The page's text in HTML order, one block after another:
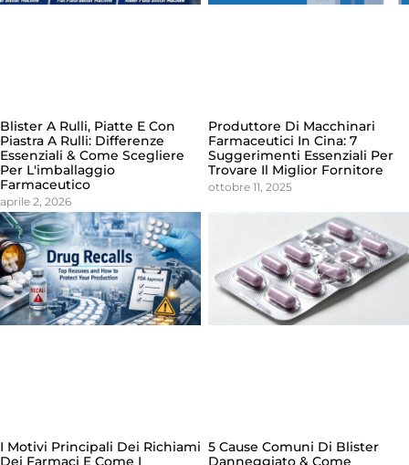
Blister A Rulli, Piatte E Con
Piastra A Rulli: Differenze
Essenziali & Come Scegliere
Per L'imballaggio
Farmaceutico
aprile 2, 2026
Produttore Di Macchinari
Farmaceutici In Cina: 7
Suggerimenti Essenziali Per
Trovare Il Miglior Fornitore
ottobre 11, 2025
I Motivi Principali Dei Richiami
Dei Farmaci E Come I
5 Cause Comuni Di Blister
Danneggiato & Come